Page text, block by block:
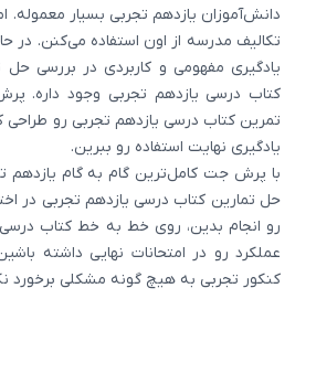
دانش‌آموزان یازدهم تجربی بسیار معموله.
تکالیف مدرسه از اون استفاده می‌کنن. در
یادگیری مفهومی و کاربردی در بررسی حل
کتاب درسی یازدهم تجربی وجود داره.
تمرین کتاب درسی یازدهم تجربی رو
یادگیری نهایت استفاده رو ببرین.
با پرش جت کامل‌ترین گام به گام یازدهم
حل تمارین کتاب درسی یازدهم تجربی در
رو انجام بدین، روی خط به خط کتاب
عملکرد رو در امتحانات نهایی داشته
کنکور تجربی به هیچ گونه مشکلی برخورد